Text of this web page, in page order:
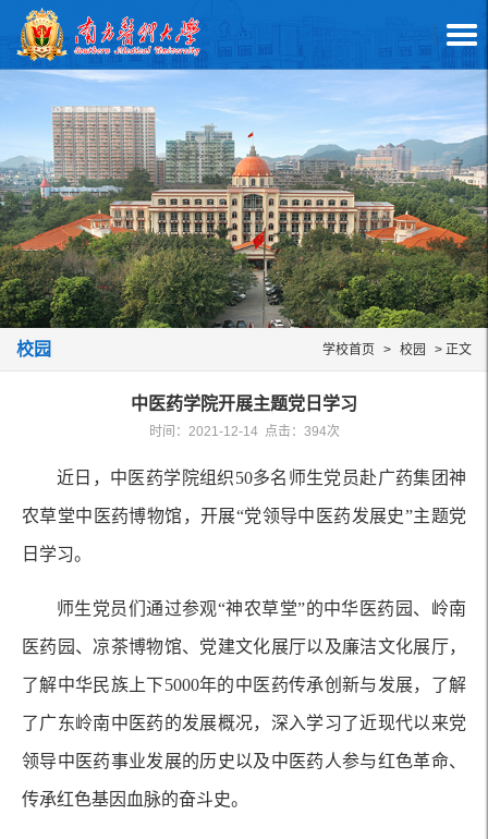
校园 学校首页 > 校园 > 正文
中医药学院开展主题党日学习
时间：2021-12-14 点击： 394次
近日，中医药学院组织50多名师生党员赴广药集团神
农草堂中医药博物馆，开展“党领导中医药发展史”主题党
日学习。
师生党员们通过参观“神农草堂”的中华医药园、岭南
医药园、凉茶博物馆、党建文化展厅以及廉洁文化展厅，
了解中华民族上下5000年的中医药传承创新与发展，了解
了广东岭南中医药的发展概况，深入学习了近现代以来党
领导中医药事业发展的历史以及中医药人参与红色革命、
传承红色基因血脉的奋斗史。